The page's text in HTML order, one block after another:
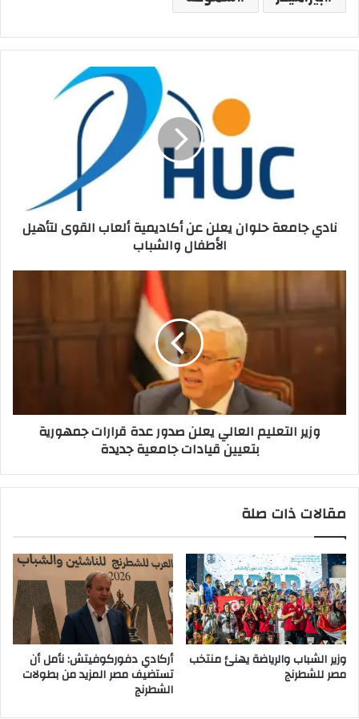
الأطفال
والشباب
نادي جامعة حلوان يعلن عن أكاديمية ألعاب القوى لتأهيل
الأطفال والشباب
بتعيين
قياداتوزير التعليم العالي يعلن صدور عدة قرارات جمهورية
بتعيين قيادات جامعية جديدة
مقالات ذات صلة
وزير الشباب والرياضة يهنئ منتخب
مصر للشطرنج
أركادي دفوركوفيتش: نأمل أن
تستضيف مصر المزيد من بطولات
الشطرنج